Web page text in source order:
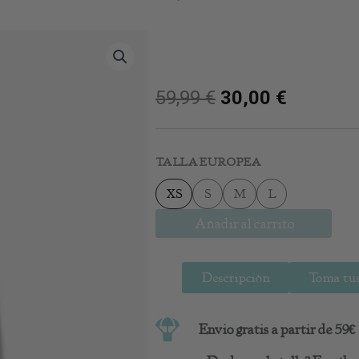
59,99€ 30,00 €
TALLA EUROPEA
XS S M L
cantidad
Añadir al carrito
Descripción Toma
Envio gratis a partir de 59€